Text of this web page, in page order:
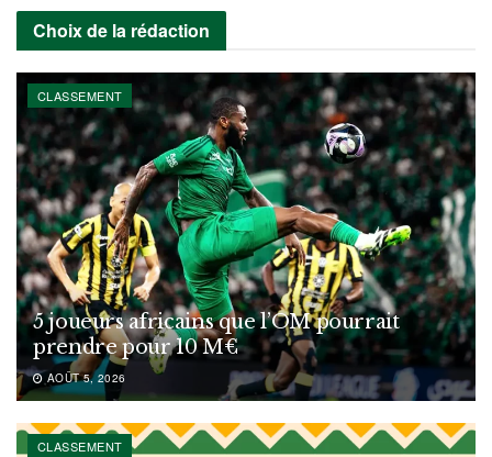
Choix de la rédaction
CLASSEMENT
5 joueurs africains que l’OM pourrait
prendre pour 10 M€
AOÛT 5, 2026
CLASSEMENT